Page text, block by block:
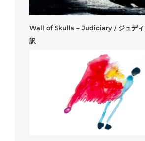
Wall of Skulls – Judiciary / ジュディ
訳